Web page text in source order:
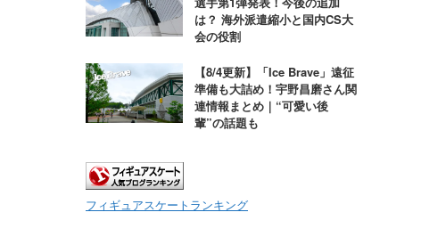
は？ 海外派遣縮小と国内CS大
会の役割
【8/4更新】「Ice Brave」遠征
準備も大詰め！宇野昌磨さん関
連情報まとめ｜“可愛い後
輩”の話題も
フィギュアスケートランキング